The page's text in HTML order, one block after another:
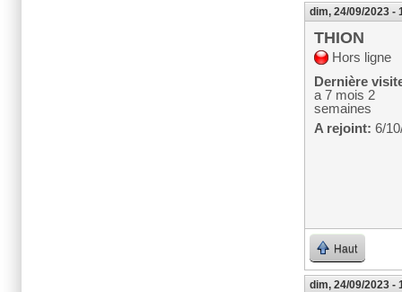
dim, 24/09/2023 -
THION
Hors ligne
Dernière
a 7 mois 2
semaines
A rejoint: 6/
Haut
dim, 24/09/2023 -